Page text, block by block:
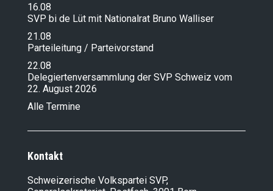
16.08
SVP bi de Lüt mit Nationalrat Bruno Walliser
21.08
Parteileitung / Parteivorstand
22.08
Delegiertenversammlung der SVP Schweiz vom
22. August 2026
Alle Termine
Kontakt
Schweizerische Volkspartei SVP,